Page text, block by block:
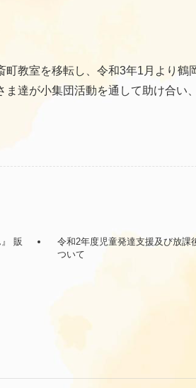
教室を移転し、令和3年1月より鶴
達が小集団活動を通して助け合い
販
令和2年度児童発達支援及び放課
ついて